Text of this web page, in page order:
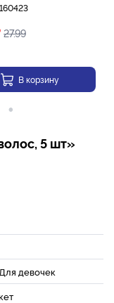
160423
27.99
В корзину
5 шт»
девочек